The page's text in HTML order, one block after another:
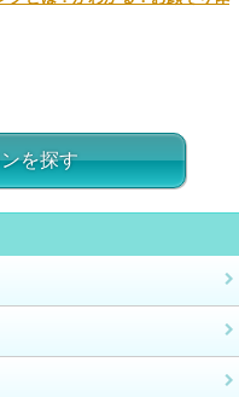
を探す